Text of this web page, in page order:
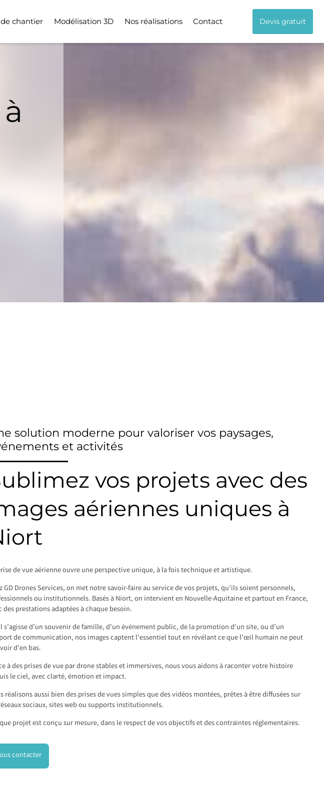
chantier Modélisation 3D Nos réalisations Contact Devis gratuit
solution moderne pour valoriser vos paysages,
et activités
vos projets avec des
aériennes uniques à
de vue aérienne ouvre une perspective unique, à la fois technique et artistique.
GD Drones Services, on met notre savoir-faire au service de vos projets, qu’ils soient personnels,
ou institutionnels. Basés à Niort, on intervient en Nouvelle-Aquitaine et partout en France,
des prestations adaptées à chaque besoin.
s’agisse d’un souvenir de famille, d’un événement public, de la promotion d’un site, ou d’un
de communication, nos images captent l’essentiel tout en révélant ce que l’œil humain ne peut
d’en bas.
à des prises de vue par drone stables et immersives, nous vous aidons à raconter votre histoire
le ciel, avec clarté, émotion et impact.
réalisons aussi bien des prises de vues simples que des vidéos montées, prêtes à être diffusées sur
sociaux, sites web ou supports institutionnels.
projet est conçu sur mesure, dans le respect de vos objectifs et des contraintes réglementaires.
contacter